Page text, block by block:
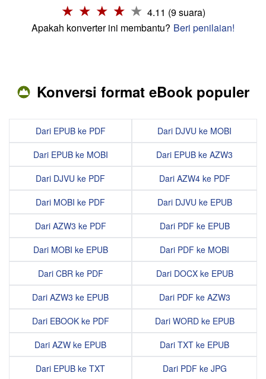
4.11 (9 suara)
Apakah konverter ini membantu? Beri penilaian!
Konversi format eBook populer
Dari EPUB ke PDF
Dari EPUB ke MOBI
Dari DJVU ke PDF
Dari MOBI ke PDF
Dari AZW3 ke PDF
Dari MOBI ke EPUB
Dari CBR ke PDF
Dari AZW3 ke EPUB
Dari EBOOK ke PDF
Dari AZW ke EPUB
Dari EPUB ke TXT
Dari DJVU ke MOBI
Dari EPUB ke AZW3
Dari AZW4 ke PDF
Dari DJVU ke EPUB
Dari PDF ke EPUB
Dari PDF ke MOBI
Dari DOCX ke EPUB
Dari PDF ke AZW3
Dari WORD ke EPUB
Dari TXT ke EPUB
Dari PDF ke JPG